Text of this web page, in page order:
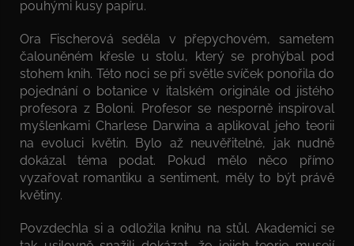
pouhými kusy papíru.
Ora Fischerová seděla v přepychovém, sametem
čalouněném křesle u stolu, který se prohýbal pod
stohem knih. Této noci se při světle svíček ponořila do
pojednání o botanice v italském originále od jistého
profesora z Boloni. Profesor se nesporně inspiroval
myšlenkami Charlese Darwina a aplikoval jeho teorii
na evoluci květin. Bylo až neuvěřitelné, jak nudně
dokázal téma podat. Pokud mělo něco přímo
vyzařovat romantiku a sentiment, měly to být právě
květiny.
Povzdechla si a odložila knihu na stůl. Akademici se